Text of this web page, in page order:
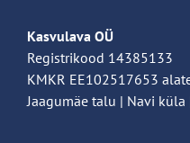
Kasvulava OÜ
Registrikood 14385133
KMKR EE102517653
Jaagumäe talu | Navi